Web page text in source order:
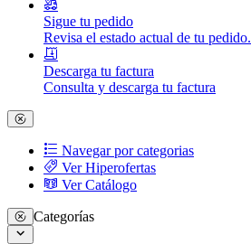
Sigue tu pedido
Revisa el estado actual de tu pedido.
Descarga tu factura
Consulta y descarga tu factura
Navegar por categorias
Ver Hiperofertas
Ver Catálogo
Categorías